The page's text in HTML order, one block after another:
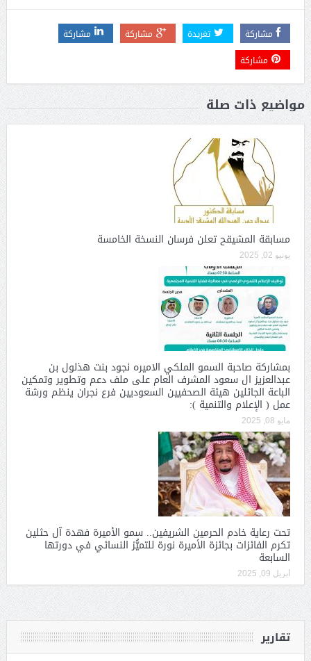
مشاركة تغريدة مشاركة
مشاركة
مشاركة
مواضيع ذات صلة
مسابقة المشيقح تعلن فرسان النسخة الخامسة
يونيو 02, 2025
بمشاركة صاحبة السمو الملكي الاميره نجود بنت هذلول بن
عبدالعزيز ال سعود المشرف العام على ملف دعم وتطوير وتمكين
الباعة الجائلين هيئة الصحفيين السعوديين فرع نجران ينظم ورشة
عمل ( الإعلام والتنمية ):
مايو 08, 2025
تحت رعاية خادم الحرمين الشريفين.. سمو الأميرة فهدة آل حثلين
تكرم الفائزات بجائزة الأميرة نورة للتميُّز النسائي في دورتها
السابعة
أبريل 09, 2025
تقارير